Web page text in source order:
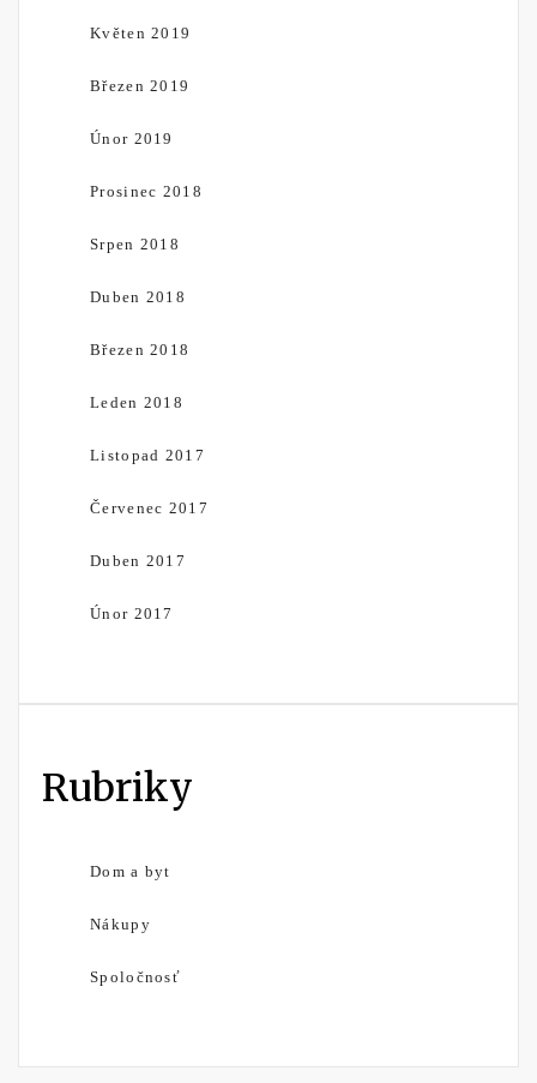
Květen 2019
Březen 2019
Únor 2019
Prosinec 2018
Srpen 2018
Duben 2018
Březen 2018
Leden 2018
Listopad 2017
Červenec 2017
Duben 2017
Únor 2017
Rubriky
Dom a byt
Nákupy
Spoločnosť